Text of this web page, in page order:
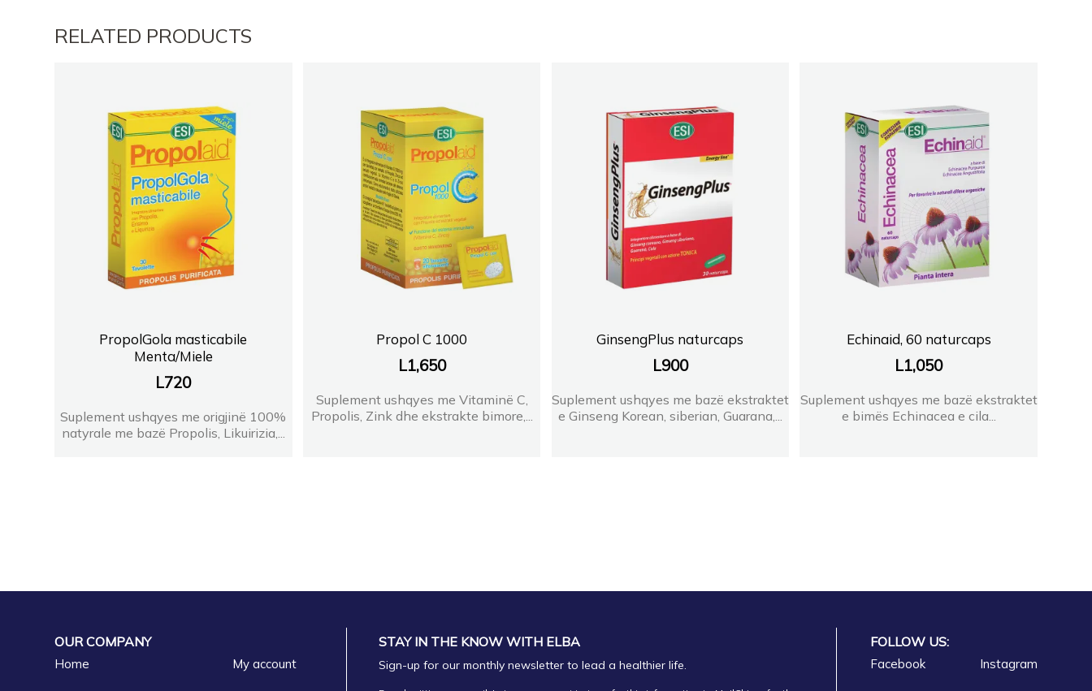
RELATED PRODUCTS
PropolGola masticabile
Menta/Miele
L720
Suplement ushqyes me origjinë 100%
natyrale me bazë Propolis, Likuirizia,...
Propol C 1000
L1,650
Suplement ushqyes me Vitaminë C,
Propolis, Zink dhe ekstrakte bimore,...
GinsengPlus naturcaps
L900
Suplement ushqyes me bazë ekstraktet
e Ginseng Korean, siberian, Guarana,...
Echinaid, 60 naturcaps
L1,050
Suplement ushqyes me bazë ekstraktet
e bimës Echinacea e cila...
OUR COMPANY
Home My account
STAY IN THE KNOW WITH ELBA
Sign-up for our monthly newsletter to lead a healthier life.
FOLLOW US:
Facebook Instagram